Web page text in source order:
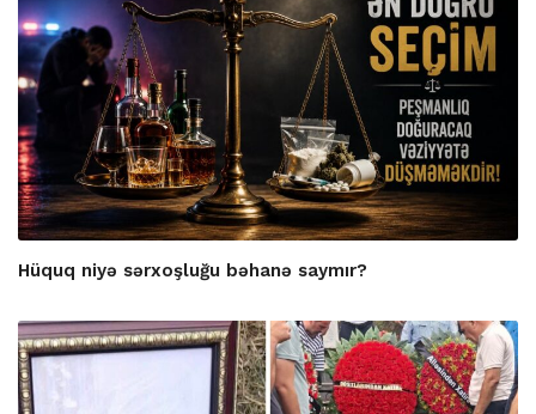
Hüquq niyə sərxoşluğu bəhanə saymır?